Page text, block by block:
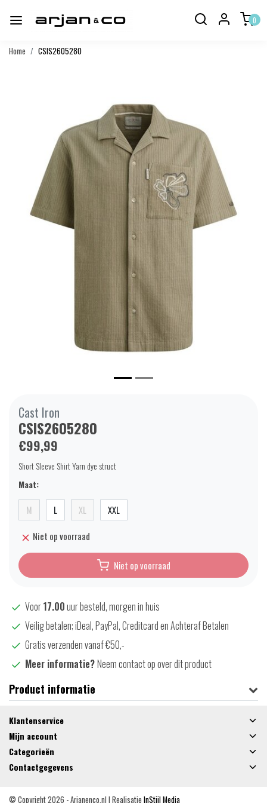
0
Home CSIS2605280
Cast Iron
CSIS2605280
€99,99
Short Sleeve Shirt Yarn dye struct
Maat:
M L XL XXL
Niet op voorraad
Niet op voorraad
Voor17.00uur besteld, morgen in huis
Veilig betalen; iDeal, PayPal, Creditcard en Achteraf Betalen
Gratis verzenden vanaf €50,-
Meer informatie?Neem contact op over dit product
Product informatie
Klantenservice
Mijn account
Categorieën
Contactgegevens
© Copyright 2026 - Arjanenco.nl | Realisatie InStijl Media